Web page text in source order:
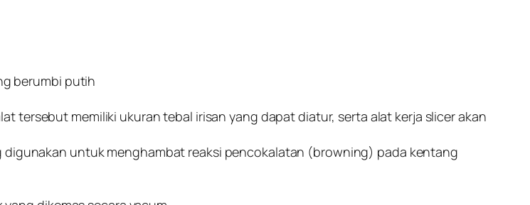
berumbi putih
tersebut memiliki ukuran tebal irisan yang dapat diatur, serta alat kerja slicer akan
untuk menghambat reaksi pencokalatan (browning) pada kentang